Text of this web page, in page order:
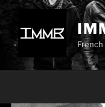
Aller
au
contenu
principal
French